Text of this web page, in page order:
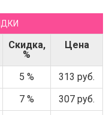
Скидка,
%
Цена
5 %
313 руб.
7 %
307 руб.